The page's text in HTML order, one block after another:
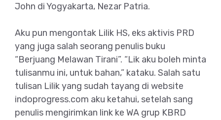
John di Yogyakarta, Nezar Patria.
Aku pun mengontak Lilik HS, eks aktivis PRD
yang juga salah seorang penulis buku
“Berjuang Melawan Tirani”. “Lik aku boleh minta
tulisanmu ini, untuk bahan,” kataku. Salah satu
tulisan Lilik yang sudah tayang di website
indoprogress.com aku ketahui, setelah sang
penulis mengirimkan link ke WA grup KBRD